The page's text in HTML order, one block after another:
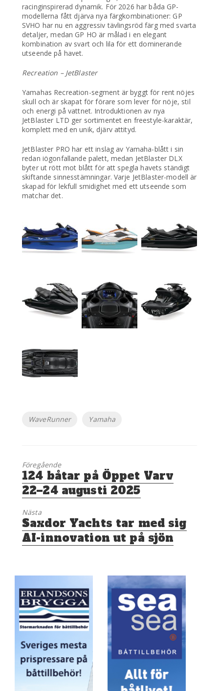
racinginspirerad dynamik. För 2026 har båda GP-
modellerna fått djärva nya färgkombinationer: GP
SVHO har nu en aggressiv tävlingsröd färg med svarta
detaljer, medan GP HO är målad i en elegant
kombination av svart och lila för ett dominerande
utseende på havet.
Recreation – JetBlaster
Yamahas Recreation-segment är byggt för rent nöjes
skull och är skapat för förare som lever för nöje, stil
och energi på vattnet. Introduktionen av nya
JetBlaster LTD ger sortimentet en freestyle-karaktär,
komplett med en unik, djärv attityd.
JetBlaster PRO har ett inslag av Yamaha-blått i sin
redan iögonfallande palett, medan JetBlaster DLX
byter ut rött mot blått för att spegla havets ständigt
skiftande sinnesstämningar. Varje JetBlaster-modell är
skapad för lekfull smidighet med ett utseende som
matchar det.
Etiketter
WaveRunner Yamaha
Föregående
Föregående
inlägg:
124 båtar på Öppet Varv
22–24 augusti 2025
Nästa
Nästa
inlägg:
Saxdor Yachts tar med sig
AI-innovation ut på sjön